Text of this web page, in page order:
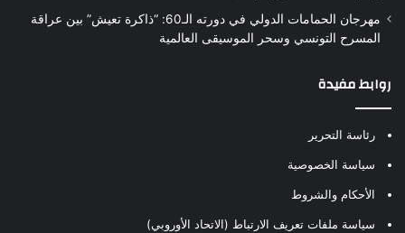
مهرجان الحمامات الدولي في دورته الـ60: “ذاكرة تعيش” بين عراقة
المسرح التونسي وسحر الموسيقى العالمية
روابط مفيدة
رئاسة التحرير
سياسة الخصوصية
الأحكام والشروط
سياسة ملفات تعريف الارتباط (الاتحاد الأوروبي)